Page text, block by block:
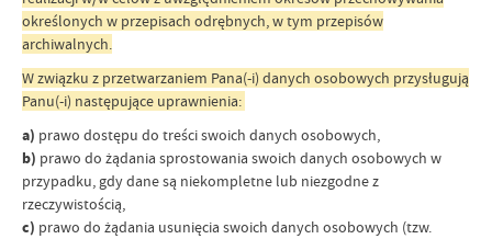
określonych w przepisach odrębnych, w tym przepisów
archiwalnych.
W związku z przetwarzaniem Pana(-i) danych osobowych przysługują
Panu(-i) następujące uprawnienia:
a) prawo dostępu do treści swoich danych osobowych,
b) prawo do żądania sprostowania swoich danych osobowych w
przypadku, gdy dane są niekompletne lub niezgodne z
rzeczywistością,
c) prawo do żądania usunięcia swoich danych osobowych (tzw.